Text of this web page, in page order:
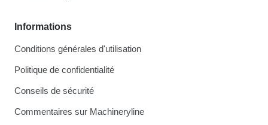
Informations
Conditions générales d'utilisation
Politique de confidentialité
Conseils de sécurité
Commentaires sur Machineryline